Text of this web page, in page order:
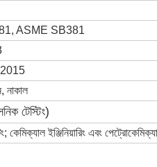
ASME SB381
নাকাল
টেস্টিং)
কেমিক্যাল ইঞ্জিনিয়ারিং এবং